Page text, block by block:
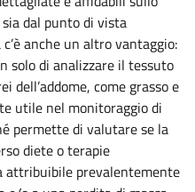
dal punto di vista
anche un altro vantaggio:
solo di analizzare il tessuto
dell’addome, come grasso e
utile nel monitoraggio di
permette di valutare se la
diete o terapie
attribuibile prevalentemente